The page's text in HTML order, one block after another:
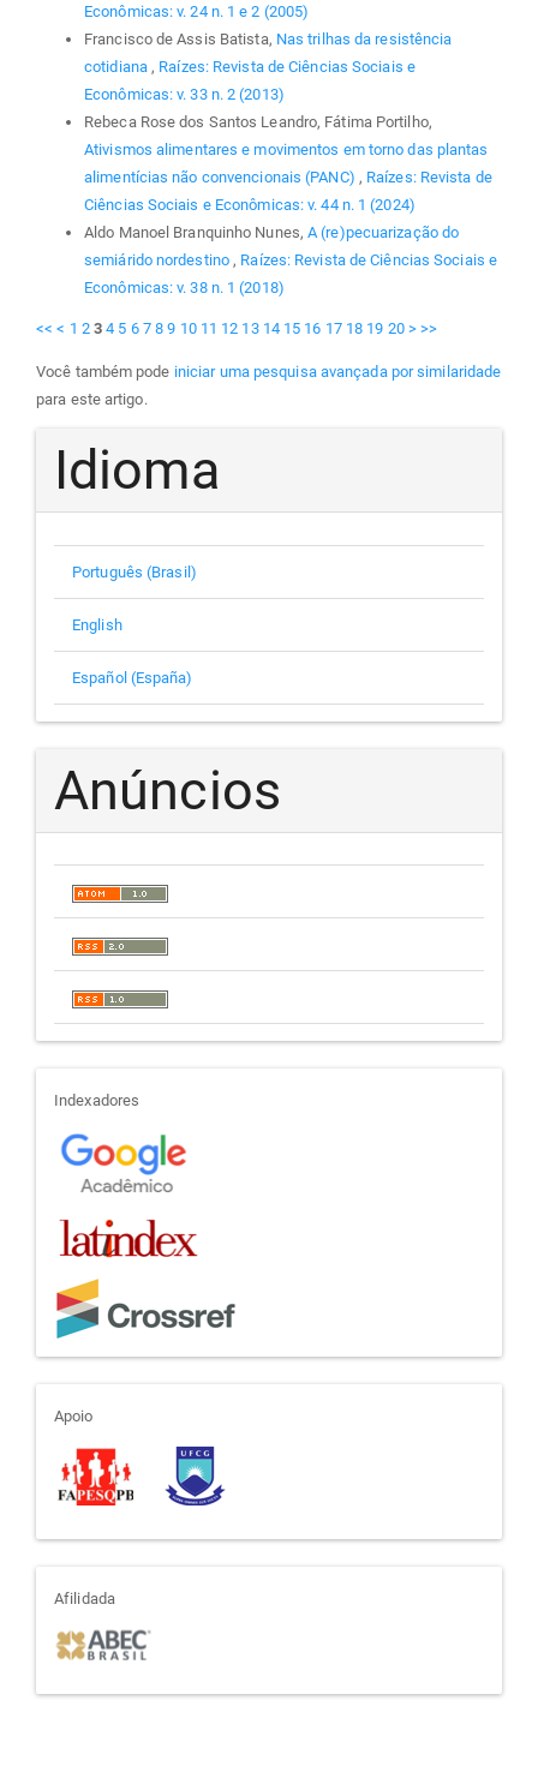
Econômicas: v. 24 n. 1 e 2 (2005)
Francisco de Assis Batista, Nas trilhas da resistência
cotidiana , Raízes: Revista de Ciências Sociais e
Econômicas: v. 33 n. 2 (2013)
Rebeca Rose dos Santos Leandro, Fátima Portilho,
Ativismos alimentares e movimentos em torno das plantas
alimentícias não convencionais (PANC) , Raízes: Revista de
Ciências Sociais e Econômicas: v. 44 n. 1 (2024)
Aldo Manoel Branquinho Nunes,A (re)pecuarização do
semiárido nordestino , Raízes: Revista de Ciências Sociais e
Econômicas: v. 38 n. 1 (2018)
<< < 1 2 3 4 5 6 7 8 9 10 11 12 13 14 15 16 17 18 19 20 > >>
Você também pode iniciar uma pesquisa avançada por similaridade
para este artigo.
Idioma
Português (Brasil)
English
Español (España)
Anúncios
indexadores
Indexadores
apoio
Apoio
afiliada
Afilidada